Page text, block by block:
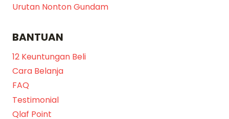
Urutan Nonton Gundam
BANTUAN
12 Keuntungan Beli
Cara Belanja
FAQ
Testimonial
Qlaf Point